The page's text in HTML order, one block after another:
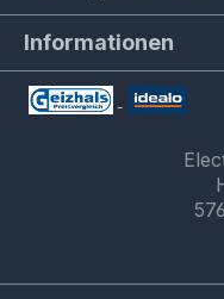
Informationen